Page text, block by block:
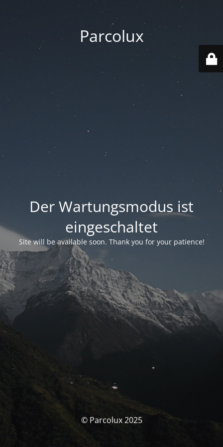
Parcolux
Der Wartungsmodus ist
eingeschaltet
Site will be available soon. Thank you for your patience!
© Parcolux 2025